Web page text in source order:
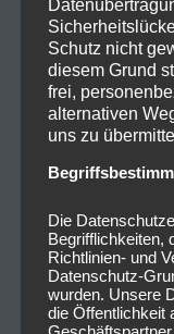
FOUNTAINS
Harvest im
fotografiert,
Innenhof der
verzweifelt
Schutz nicht
diesem Grund
frei,
alternativen
uns zu
Die
Begrifflichkeiten,
Richtlinien- und
Datenschutz-
wurden. Unsere
die Öffentlichkeit